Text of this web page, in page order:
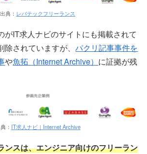
出典： レバテックフリーランス
がIT求人ナビのサイトにも掲載されて
除されていますが、パクリ記事事件を
や魚拓（Internet Archive） に証拠が残
： IT求人ナビ｜Internet Archive
ンスは、エンジニア向けのフリーラン